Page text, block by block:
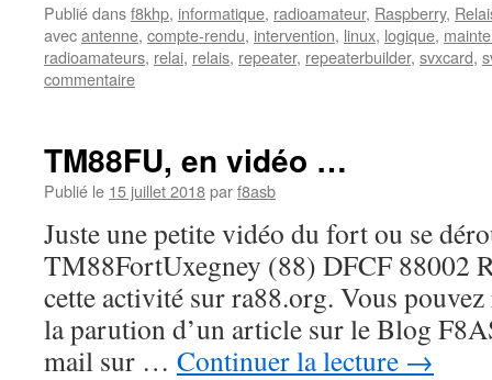
Publié dansf8khp, informatique, radioamateur, Raspberry,
avecantenne, compte-rendu, intervention, linux, logique,
radioamateurs, relai, relais, repeater, repeaterbuilder, svxcard,
commentaire
TM88FU, en vidéo …
Publié le 15 juillet 2018parf8asb
Juste une petite vidéo du fort ou se
TM88FortUxegney (88) DFCF 88002
cette activité sur ra88.org. Vous
la parution d’un article sur le Blog
mail sur … Continuer la lecture →